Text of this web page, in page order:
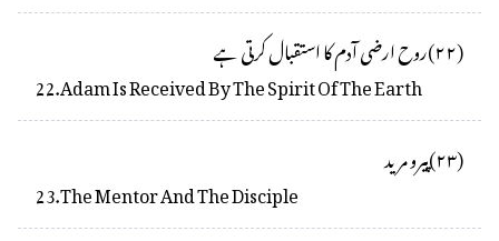
(۲۲)روح ارضی آدم کا استقبال کرتی ہے
22.Adam Is Received By The Spirit Of The Earth
(۲۳)پیرو مرید
23.The Mentor And The Disciple